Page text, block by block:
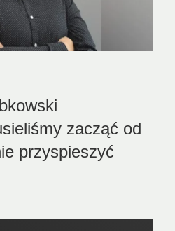
zacząć od
przyspieszyć